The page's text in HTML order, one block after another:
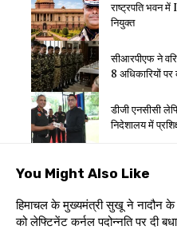
राष्ट्रपति भवन
नियुक्त
सीआरपीएफ ने
8 अधिकारियों पर
डीजी एनसीसी
निदेशालय में
You Might Also Like
हिमाचल के मुख्यमंत्री सुखू ने नादौन
को लेफ्टिनेंट कर्नल पदोन्नति पर दी